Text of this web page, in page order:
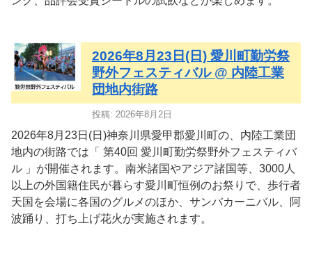
2026年8月23日(日) 愛川町勤労祭
野外フェスティバル @ 内陸工業
団地内街路
投稿: 2026年8月2日
2026年8月23日(日)神奈川県愛甲郡愛川町の、内陸工業団
地内の街路では「 第40回 愛川町勤労祭野外フェスティバ
ル 」が開催されます。南米諸国やアジア諸国等、3000人
以上の外国籍住民が暮らす愛川町恒例のお祭りで、歩行者
天国を会場に各国のグルメのほか、サンバカーニバル、阿
波踊り、打ち上げ花火が実施されます。